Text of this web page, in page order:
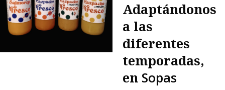
Adaptándonos
a las
diferentes
temporadas,
en Sopas